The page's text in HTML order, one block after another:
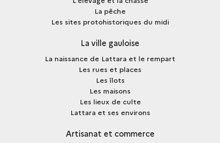
La pêche
Les sites protohistoriques du midi
La ville gauloise
La naissance de Lattara et le rempart
Les rues et places
Les îlots
Les maisons
Les lieux de culte
Lattara et ses environs
Artisanat et commerce